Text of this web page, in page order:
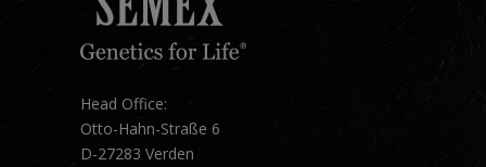
Head Office:
Otto-Hahn-Straße 6
D-27283 Verden